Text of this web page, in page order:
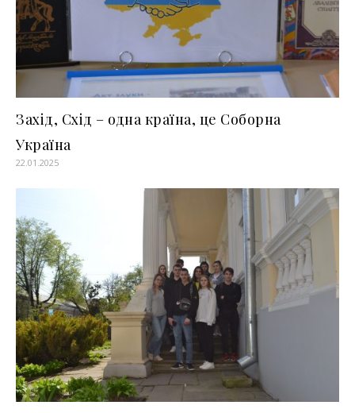
Захід, Схід – одна країна, це Соборна
Україна
22.01.2025